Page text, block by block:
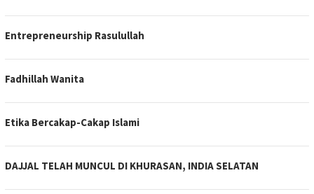
Entrepreneurship Rasulullah
Fadhillah Wanita
Etika Bercakap-Cakap Islami
DAJJAL TELAH MUNCUL DI KHURASAN, INDIA SELATAN